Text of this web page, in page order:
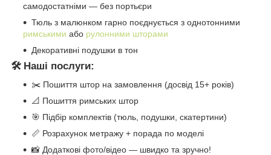
самодостатніми — без портьєри
Тюль з малюнком гарно поєднується з однотонними
римськими або рулонними шторами
Декоративні подушки в тон
🛠️ Наші послуги:
✂️ Пошиття штор на замовлення (досвід 15+ років)
📐 Пошиття римських штор
🎯 Підбір комплектів (тюль, подушки, скатертини)
📏 Розрахунок метражу + порада по моделі
📸 Додаткові фото/відео — швидко та зручно!